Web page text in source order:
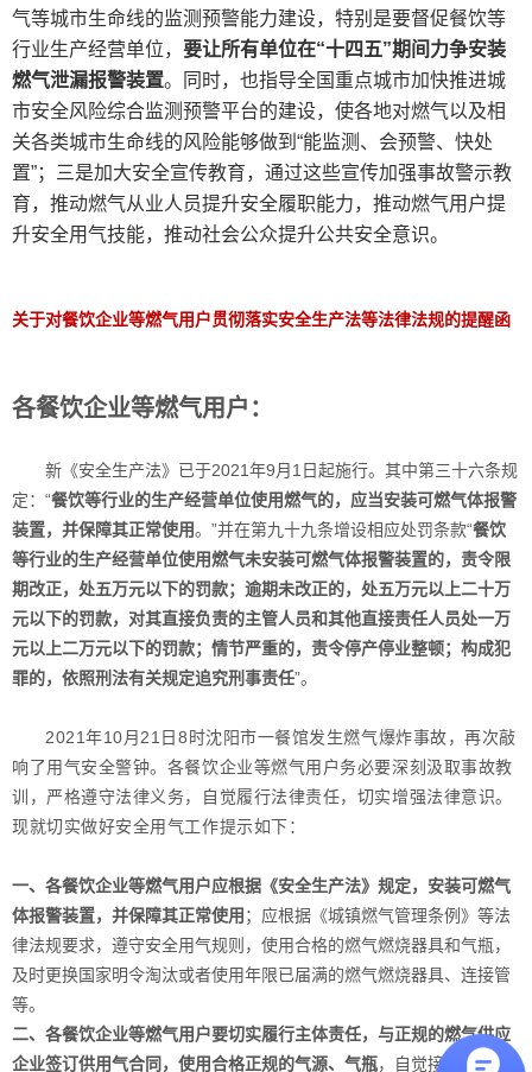
气等城市生命线的监测预警能力建设，特别是要督促餐饮等
行业生产经营单位， 要让所有单位在“十四五”期间力争安装
燃气泄漏报警装置。同时，也指导全国重点城市加快推进城
市安全风险综合监测预警平台的建设，使各地对燃气以及相
关各类城市生命线的风险能够做到“能监测、会预警、快处
置”；三是加大安全宣传教育，通过这些宣传加强事故警示教
育，推动燃气从业人员提升安全履职能力，推动燃气用户提
升安全用气技能，推动社会公众提升公共安全意识。
关于对餐饮企业等燃气用户贯彻落实安全生产法等法律法规的提醒函
各餐饮企业等燃气用户：
新《安全生产法》已于2021年9月1日起施行。其中第三十六条规
定：“餐饮等行业的生产经营单位使用燃气的，应当安装可燃气体报警
装置，并保障其正常使用。”并在第九十九条增设相应处罚条款“餐饮
等行业的生产经营单位使用燃气未安装可燃气体报警装置的，责令限
期改正，处五万元以下的罚款；逾期未改正的，处五万元以上二十万
元以下的罚款，对其直接负责的主管人员和其他直接责任人员处一万
元以上二万元以下的罚款；情节严重的，责令停产停业整顿；构成犯
罪的，依照刑法有关规定追究刑事责任”。
2021年10月21日8时沈阳市一餐馆发生燃气爆炸事故，再次敲
响了用气安全警钟。 各餐饮企业等燃气用户务必要深刻汲取事故教
训，严格遵守法律义务，自觉履行法律责任，切实增强法律意识。
现就切实做好安全用气工作提示如下：
一、 各餐饮企业等燃气用户应根据《安全生产法》规定，安装可燃气
体报警装置，并保障其正常使用 ；应根据《城镇燃气管理条例》等法
律法规要求，遵守安全用气规则，使用合格的燃气燃烧器具和气瓶，
及时更换国家明令淘汰或者使用年限已届满的燃气燃烧器具、连接管
等。
二、 各餐饮企业等燃气用户要切实履行主体责任，与正规的燃气供应
企业签订供用气合同，使用合格正规的气源、气瓶，自觉接受供气企